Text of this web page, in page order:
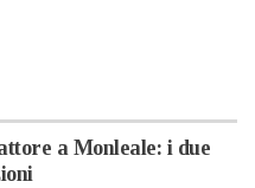
a Monleale: i due